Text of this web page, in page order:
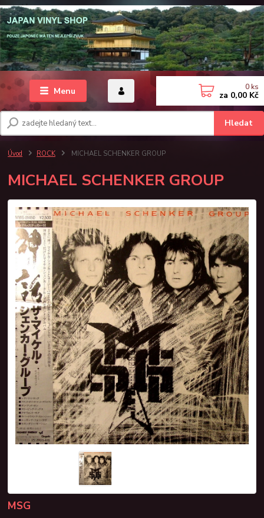
Menu
Hledat
0 ks
za 0,00 Kč
Úvod ROCK MICHAEL SCHENKER GROUP
MICHAEL SCHENKER GROUP
MSG